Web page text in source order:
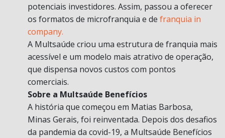
potenciais investidores. Assim, passou a oferecer
os formatos de microfranquia e de franquia in
company.
A Multsaúde criou uma estrutura de franquia mais
acessível e um modelo mais atrativo de operação,
que dispensa novos custos com pontos
comerciais.
Sobre a Multsaúde Benefícios
A história que começou em Matias Barbosa,
Minas Gerais, foi reinventada. Depois dos desafios
da pandemia da covid-19, a Multsaúde Benefícios